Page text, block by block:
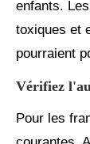
enfants.
toxiques et
pourraient
Vérifiez
Pour les